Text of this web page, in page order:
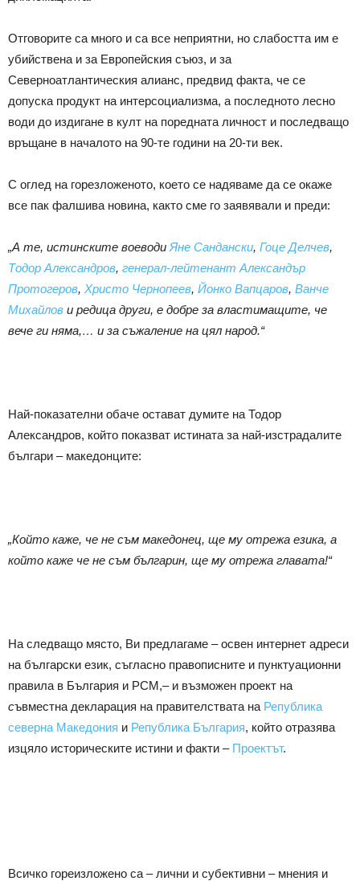
Отговорите са много и са все неприятни, но слабостта им е
убийствена и за Европейския съюз, и за
Северноатлантическия алианс, предвид факта, че се
допуска продукт на интерсоциализма, а последното лесно
води до издигане в култ на поредната личност и последващо
връщане в началото на 90-те години на 20-ти век.
С оглед на горезложеното, което се надяваме да се окаже
все пак фалшива новина, както сме го заявявали и преди:
„А те, истинските воеводи Яне Сандански, Гоце Делчев,
Тодор Александров, генерал-лейтенант Александър
Протогеров, Христо Чернопеев, Йонко Вапцаров, Ванче
Михайлов и редица други, е добре за властимащите, че
вече ги няма,… и за съжаление на цял народ.“
Най-показателни обаче остават думите на Тодор
Александров, който показват истината за най-изстрадалите
българи – македонците:
„Който каже, че не съм македонец, ще му отрежа езика, а
който каже че не съм българин, ще му отрежа главата!“
На следващо място, Ви предлагаме – освен интернет адреси
на български език, съгласно правописните и пунктуационни
правила в България и РСМ,– и възможен проект на
съвместна декларация на правителствата на Република
северна Македония и Република България, който отразява
изцяло историческите истини и факти – Проектът.
Всичко гореизложено са – лични и субективни – мнения и